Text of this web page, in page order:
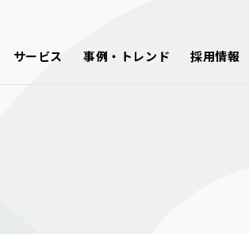
サービス 事例・トレンド 採用情報